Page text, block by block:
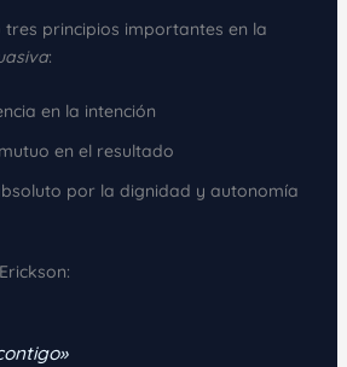
tres principios importantes en la
:
en la intención
en el resultado
por la dignidad y autonomía